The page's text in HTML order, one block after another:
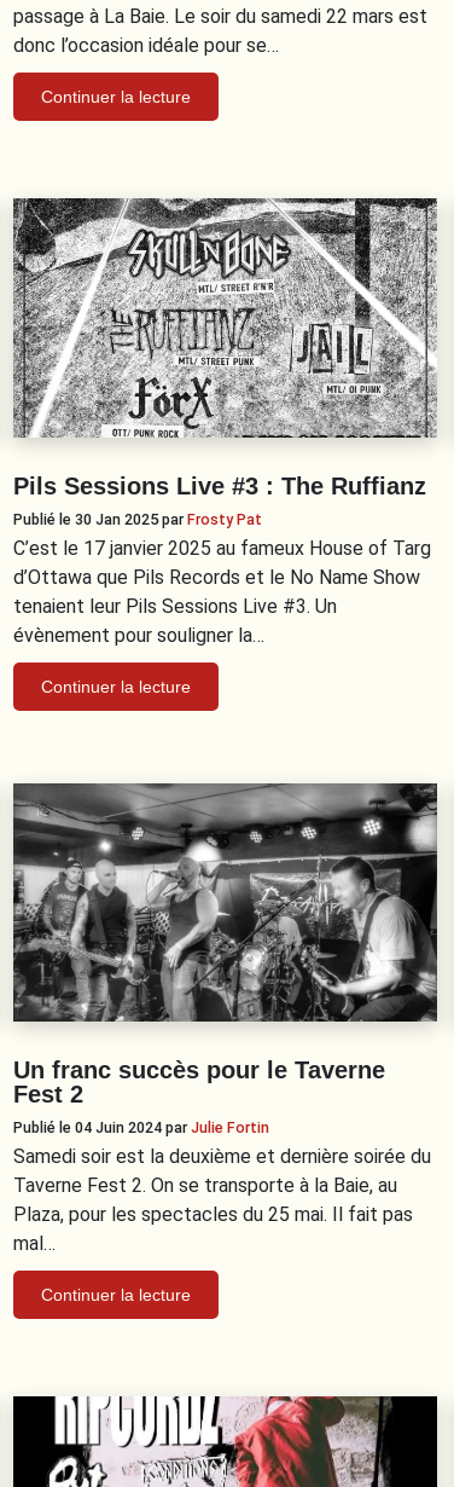
passage à La Baie. Le soir du samedi 22 mars est
donc l’occasion idéale pour se…
Continuer la lecture
Pils Sessions Live #3 : The Ruffianz
Publié le 30 Jan 2025parFrosty Pat
C’est le 17 janvier 2025 au fameux House of Targ
d’Ottawa que Pils Records et le No Name Show
tenaient leur Pils Sessions Live #3. Un
évènement pour souligner la…
Continuer la lecture
Un franc succès pour le Taverne
Fest 2
Publié le 04 Juin 2024 parJulie Fortin
Samedi soir est la deuxième et dernière soirée du
Taverne Fest 2. On se transporte à la Baie, au
Plaza, pour les spectacles du 25 mai. Il fait pas
mal…
Continuer la lecture